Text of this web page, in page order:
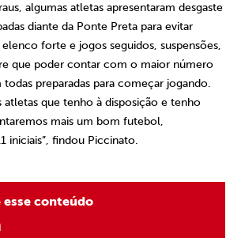
algumas atletas apresentaram desgaste
diante da Ponte Preta para evitar
elenco forte e jogos seguidos, suspensões,
que poder contar com o maior número
todas preparadas para começar jogando.
atletas que tenho à disposição e tenho
mais um bom futebol,
iniciais”, findou Piccinato.
conteúdo